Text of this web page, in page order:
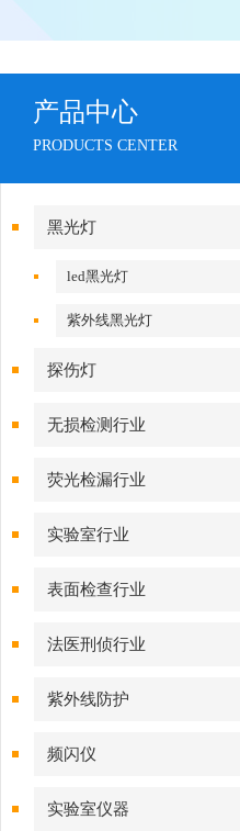
产品中心
PRODUCTS CENTER
黑光灯
led黑光灯
紫外线黑光灯
探伤灯
无损检测行业
荧光检漏行业
实验室行业
表面检查行业
法医刑侦行业
紫外线防护
频闪仪
实验室仪器